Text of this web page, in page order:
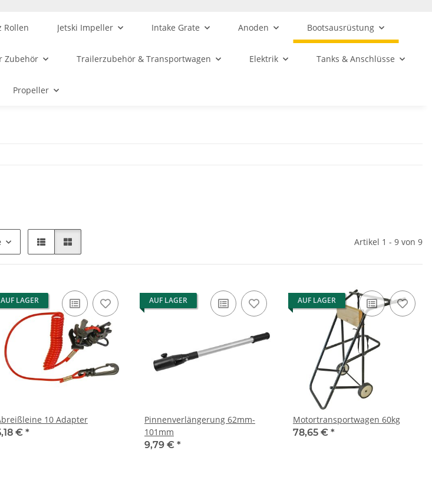
Rollen Jetski Impeller Intake Grate Anoden Bootsausrüstung
Zubehör Trailerzubehör & Transportwagen Elektrik Tanks & Anschlüsse
Propeller
Artikel 1 - 9 von 9
AUF LAGER
10 Adapter
€ *
AUF LAGER
Pinnenverlängerung 62mm-
101mm
9,79 € *
AUF LAGER
Motortransportwagen 60kg
78,65 € *